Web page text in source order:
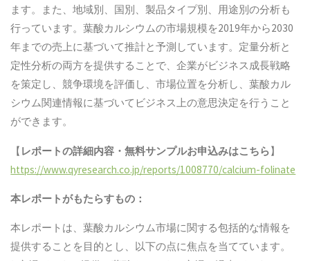
ます。また、地域別、国別、製品タイプ別、用途別の分析も
行っています。葉酸カルシウムの市場規模を2019年から2030
年までの売上に基づいて推計と予測しています。定量分析と
定性分析の両方を提供することで、企業がビジネス成長戦略
を策定し、競争環境を評価し、市場位置を分析し、葉酸カル
シウム関連情報に基づいてビジネス上の意思決定を行うこと
ができます。
【 レポートの詳細内容・無料サンプルお申込みはこちら】
https://www.qyresearch.co.jp/reports/1008770/calcium-folinate
本レポートがもたらすもの：
本レポートは、葉酸カルシウム市場に関する包括的な情報を
提供することを目的とし、以下の点に焦点を当てています。